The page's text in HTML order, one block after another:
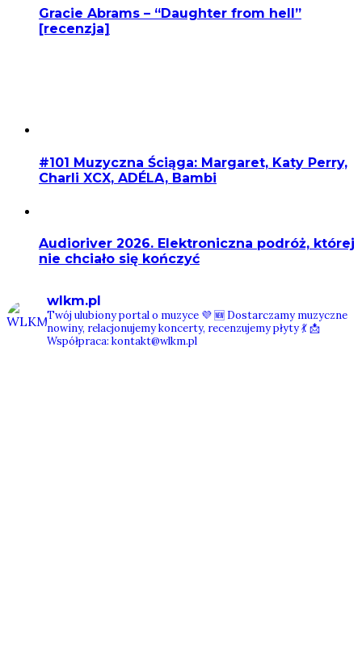
Gracie Abrams – “Daughter from hell”
[recenzja]
#101 Muzyczna Ściąga: Margaret, Katy Perry,
Charli XCX, ADÉLA, Bambi
Audioriver 2026. Elektroniczna podróż, której
nie chciało się kończyć
wlkm.pl
Twój ulubiony portal o muzyce 💜 🆕 Dostarczamy muzyczne
nowiny, relacjonujemy koncerty, recenzujemy płyty 💃📩
Współpraca: kontakt@wlkm.pl